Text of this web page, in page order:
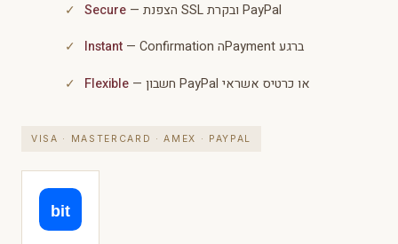
Secure
— הצפנת SSL ובקרת PayPal
Instant
— Confirmation הPayment ברגע
Flexible
— חשבון PayPal או כרטיס אשראי
VISA · MASTERCARD · AMEX · PAYPAL
bit